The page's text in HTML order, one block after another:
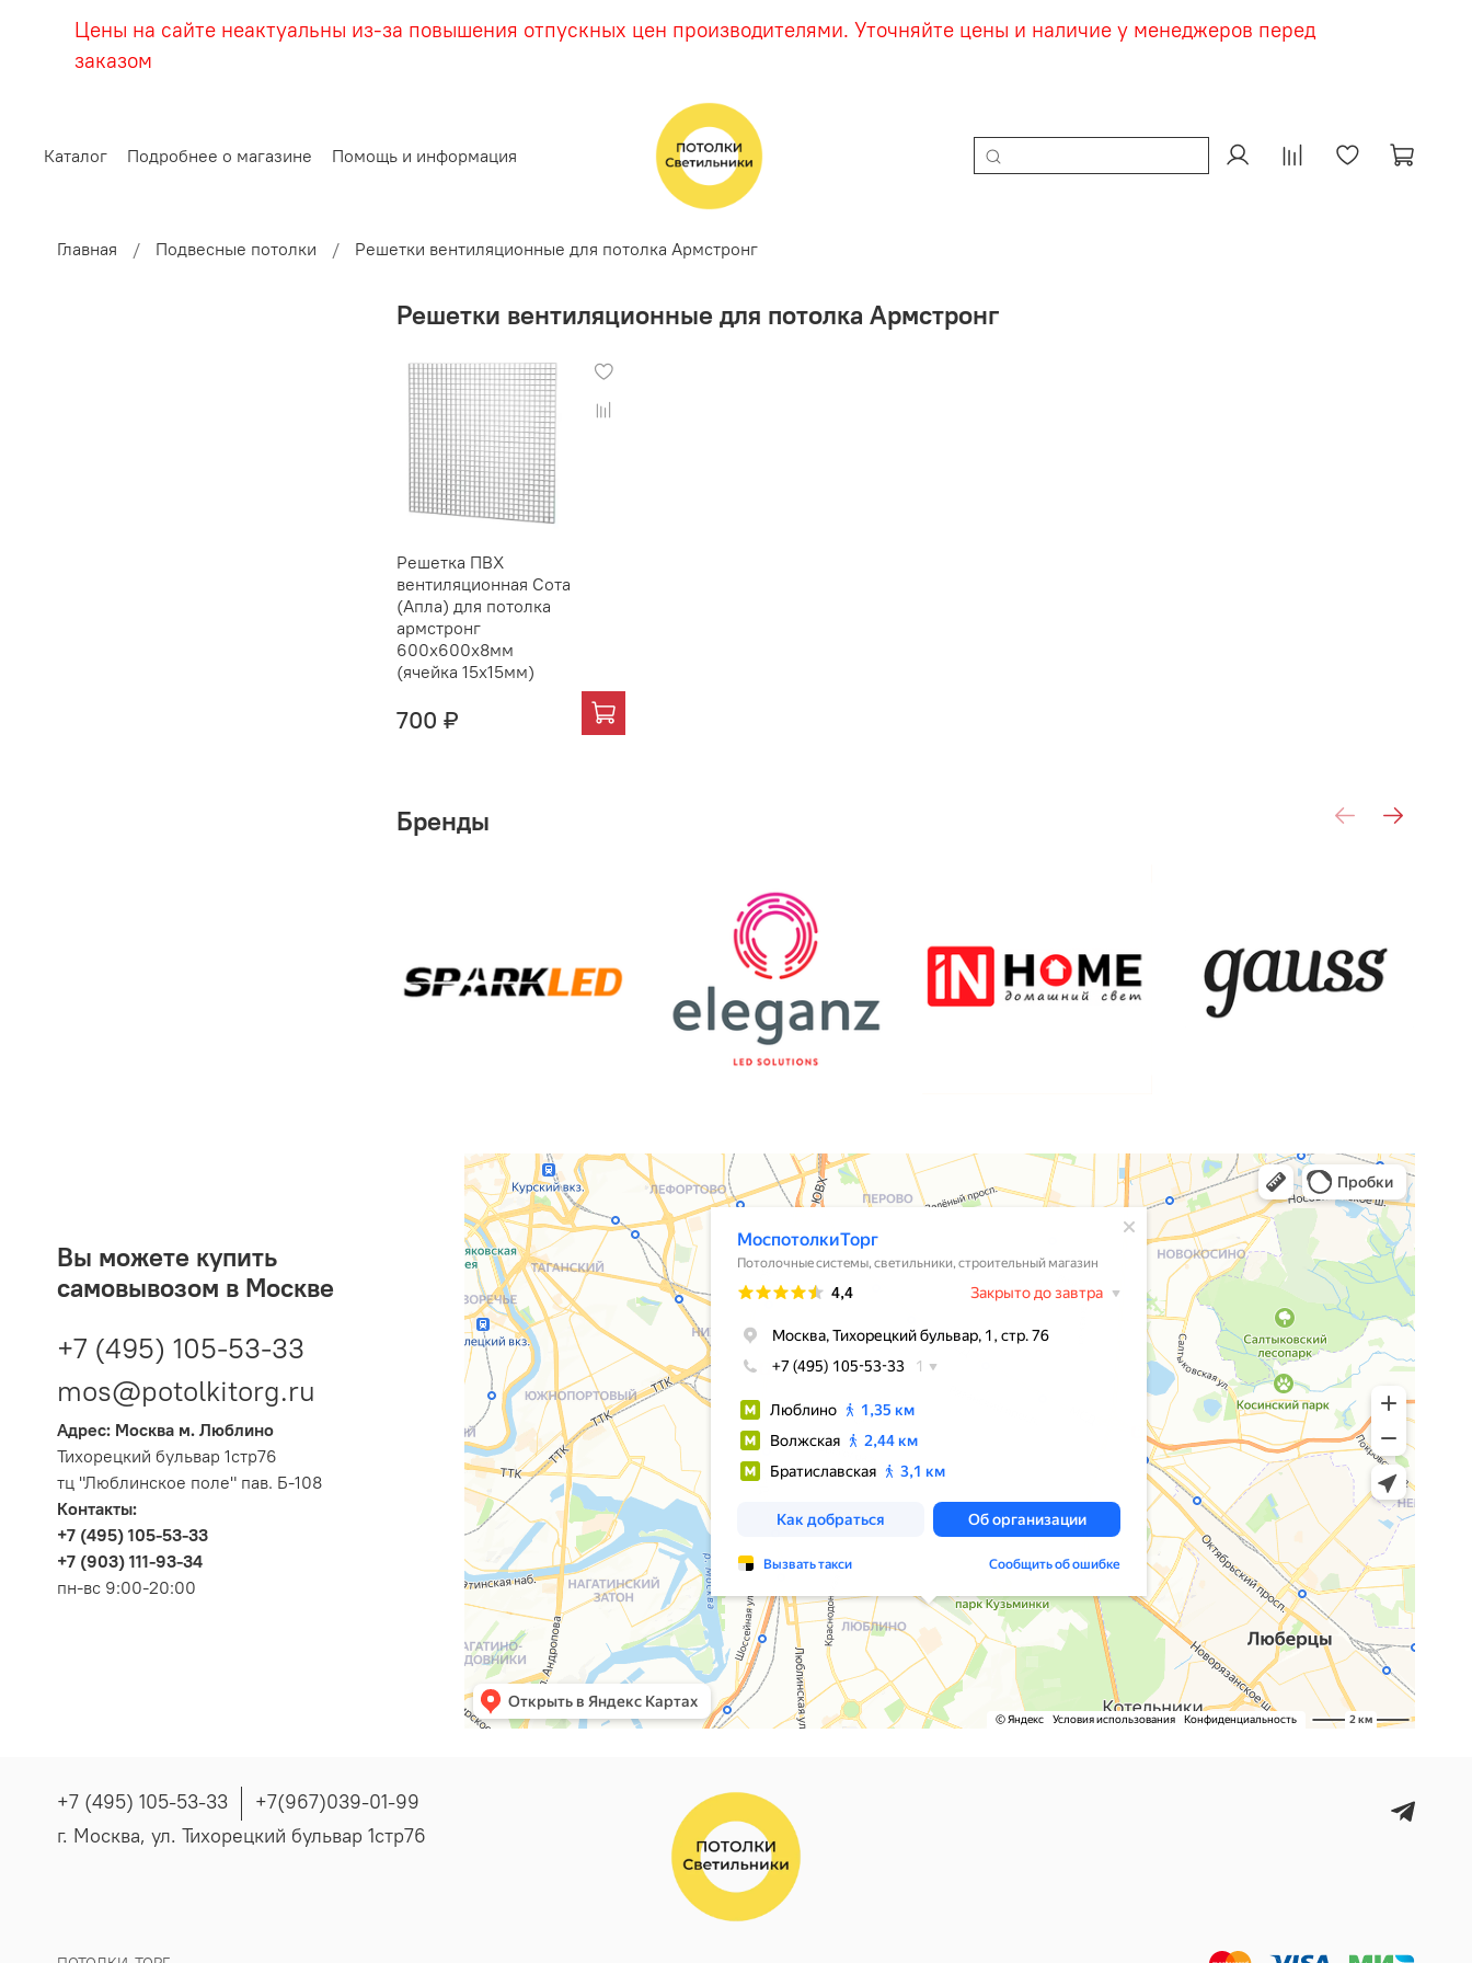
Цены на сайте неактуальны из-за повышения отпускных цен производителями. Уточняйте цены и наличие у менеджеров перед
заказом
Каталог Подробнее о магазине Помощь и информация
Главная Подвесные потолки Решетки вентиляционные для потолка Армстронг
Решетки вентиляционные для потолка Армстронг
Решетка ПВХ
вентиляционная Сота
(Апла) для потолка
армстронг
600х600х8мм
(ячейка 15х15мм)
700 ₽
Бренды
Вы можете купить
самовывозом в Москве
+7 (495) 105-53-33
mos@potolkitorg.ru
Адрес: Москва м. Люблино
Тихорецкий бульвар 1стр76
тц "Люблинское поле" пав. Б-108
Контакты:
+7 (495) 105-53-33
+7 (903) 111-93-34
пн-вс 9:00-20:00
+7 (495) 105-53-33
+7(967)039-01-99
г. Москва, ул. Тихорецкий бульвар 1стр76